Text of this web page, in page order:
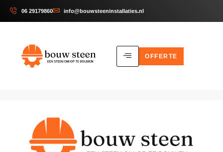
06 29179860 info@bouwsteeninstallaties.nl
OFFERTE